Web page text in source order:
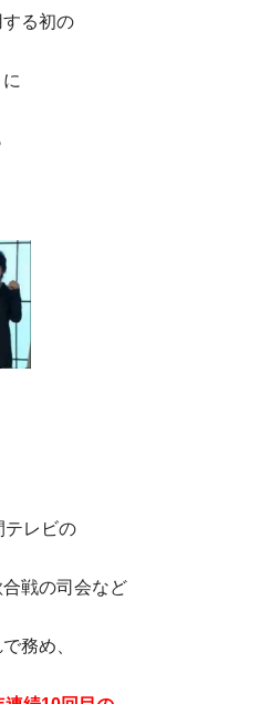
る初の
テレビの
戦の司会など
務め、